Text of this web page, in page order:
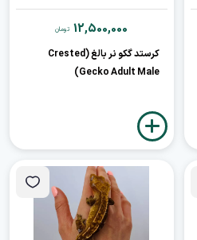
12,500,000 تومان
کرستد گکو نر بالغ (Crested
Gecko Adult Male)